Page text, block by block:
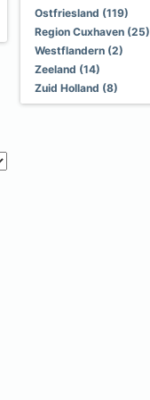
Ostfriesland (119)
Region Cuxhaven (25)
Westflandern (2)
Zeeland (14)
Zuid Holland (8)